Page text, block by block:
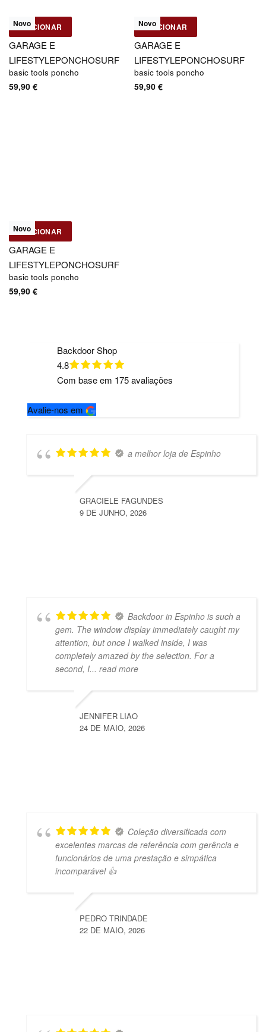
Novo
ADICIONAR
Basic Tools
GARAGE E
LIFESTYLEPONCHOSURF
basic tools poncho
59,90 €
Novo
ADICIONAR
Basic Tools
GARAGE E
LIFESTYLEPONCHOSURF
basic tools poncho
59,90 €
Novo
ADICIONAR
Basic Tools
GARAGE E
LIFESTYLEPONCHOSURF
basic tools poncho
59,90 €
Backdoor Shop
4.8
Com base em 175avaliações
Avalie-nos em
a melhor loja de Espinho
GRACIELE FAGUNDES
9 DE JUNHO, 2026
Backdoor in Espinho is such a
gem. The window display immediately caught my
attention, but once I walked inside, I was
completely amazed by the selection. For a
second, I... read more
JENNIFER LIAO
24 DE MAIO, 2026
Coleção diversificada com
excelentes marcas de referência com gerência e
funcionários de uma prestação e simpática
incomparável 👍
PEDRO TRINDADE
22 DE MAIO, 2026